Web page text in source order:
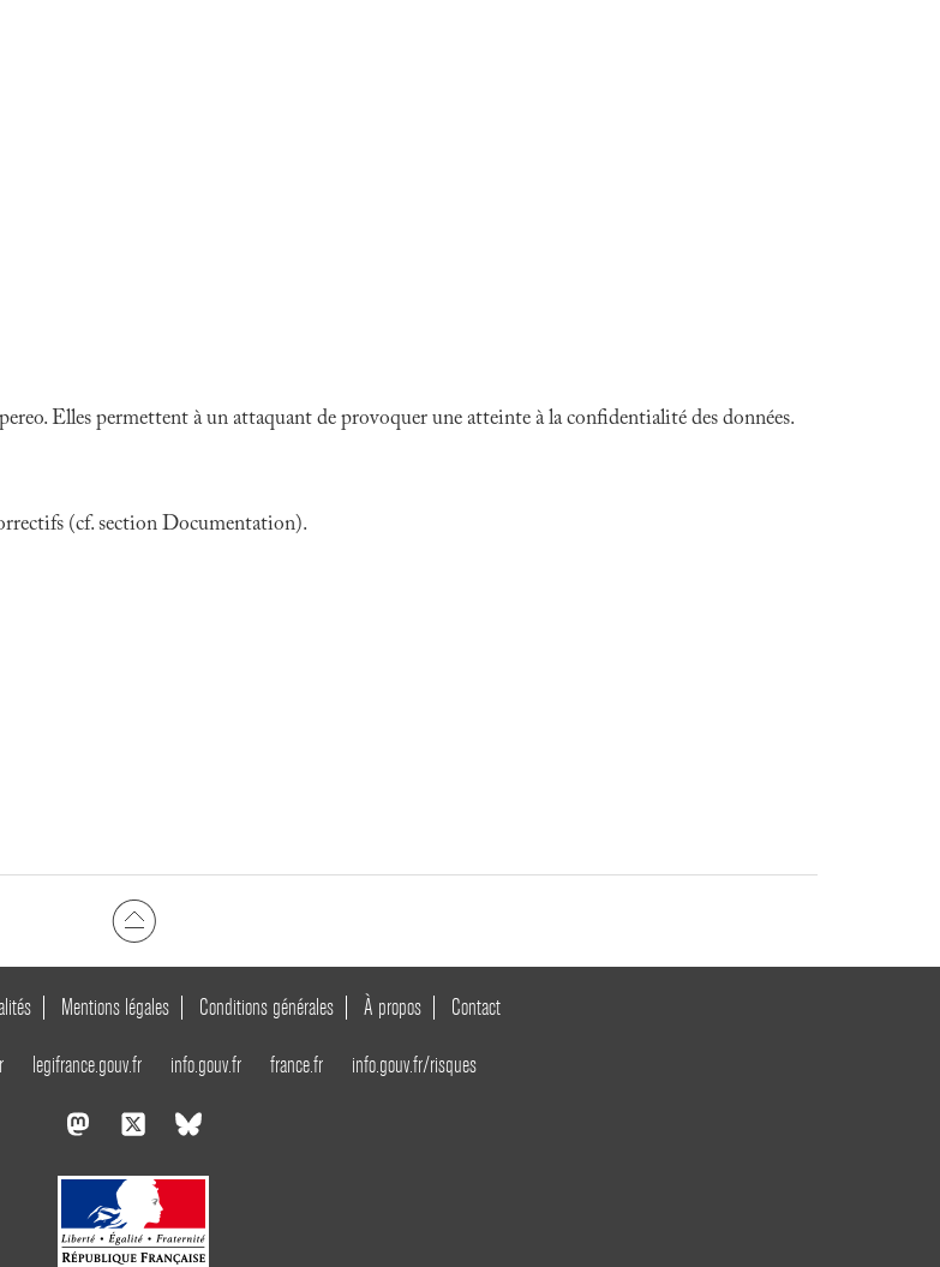
Elles permettent à un attaquant de provoquer une atteinte à la confidentialité des données.
(cf. section Documentation).
Mentions légales Conditions générales À propos Contact
legifrance.gouv.fr info.gouv.fr france.fr info.gouv.fr/risques